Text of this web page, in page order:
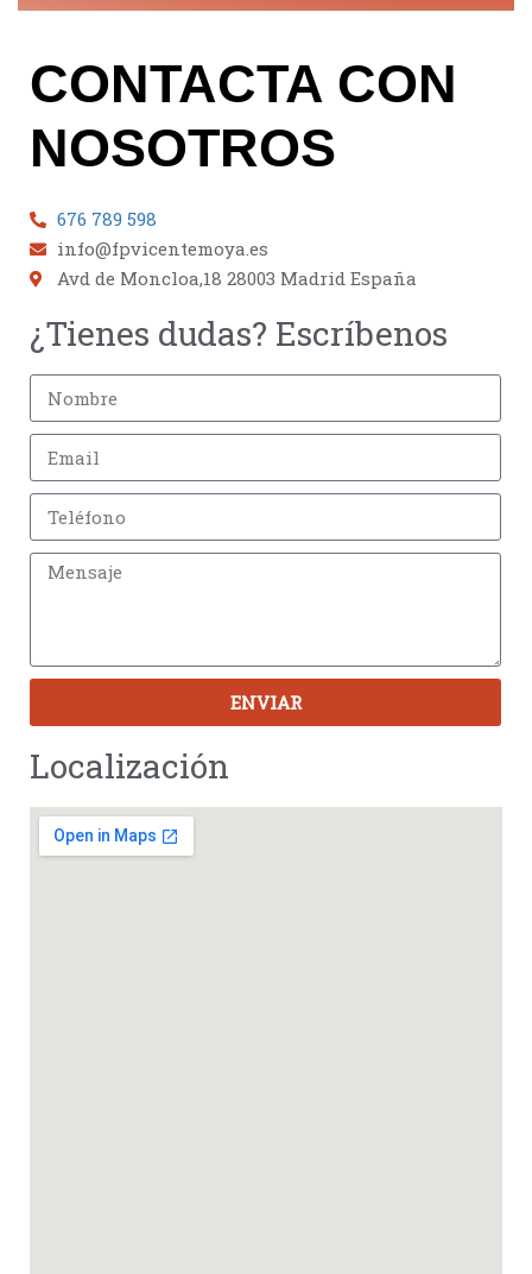
CONTACTA CON
NOSOTROS
676 789 598
info@fpvicentemoya.es
Avd de Moncloa,18 28003 Madrid España
¿Tienes dudas? Escríbenos
ENVIAR
Localización